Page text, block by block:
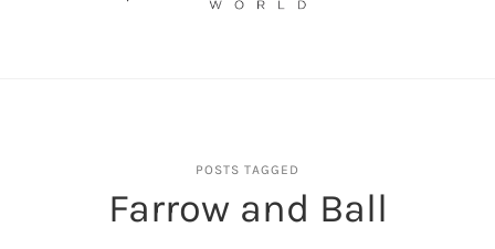
POSTS TAGGED
Farrow and Ball